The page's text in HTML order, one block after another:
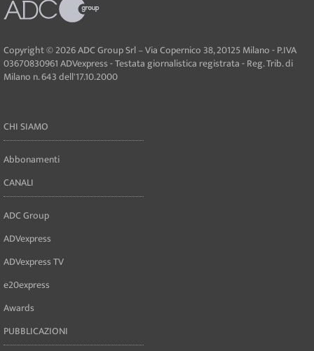
Copyright © 2026 ADC Group Srl – Via Copernico 38, 20125 Milano - P.IVA
03670830961 ADVexpress - Testata giornalistica registrata - Reg. Trib. di
Milano n. 643 dell'17.10.2000
CHI SIAMO
Abbonamenti
CANALI
ADC Group
ADVexpress
ADVexpress TV
e20express
Awards
PUBBLICAZIONI